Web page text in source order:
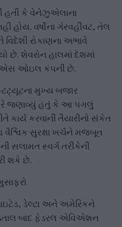
હતી કે વેનેઝુએલાના
હોય. વર્ષોના ગેરવહીવટ, તેલ
રોકાણના અભાવે
છે. શેવરોન હાલમાં દેશમાં
યુએસ ઓઇલ કંપની છે.
મુખ્ય બજાર
જણાવ્યું હતું કે આ પગલું
કાર્ય કરવાની તૈયારીનો સંકેત
સુરક્ષા ખર્ચને મજબૂત
સલામત સ્વર્ગ તરીકેની
શકે છે.
ડેલ્ટા અને અમેરિકને
બાદ ફેડરલ એવિએશન